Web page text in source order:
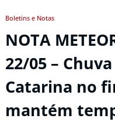
Boletins e Notas
NOTA
22/05 –
Catarina no
mantém